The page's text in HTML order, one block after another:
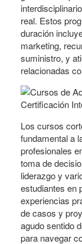
real. Estos
duración
marketing,
suministro, y
relacionadas
Los cursos
fundamental a
profesionales
toma de
liderazgo y
estudiantes en
experiencias
de casos y
agudo sentido
para navegar